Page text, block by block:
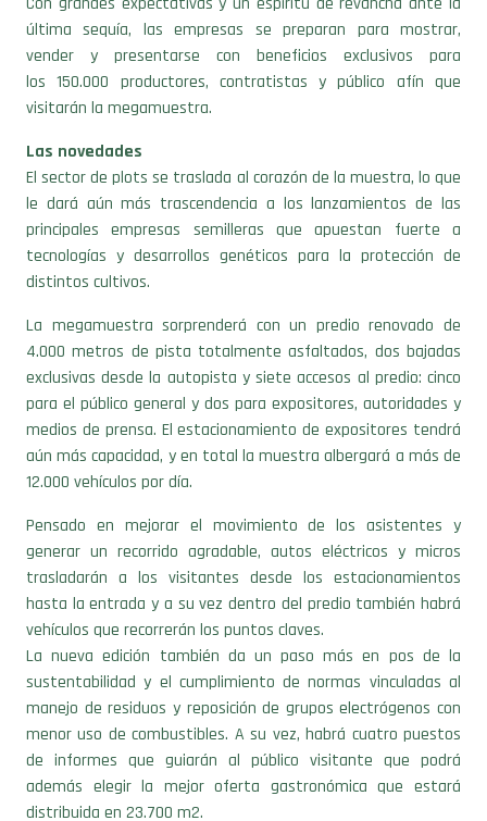
última sequía, las empresas se preparan para mostrar,
vender y presentarse con beneficios exclusivos para
los 150.000 productores, contratistas y público afín que
visitarán la megamuestra.
Las novedades
El sector de plots se traslada al corazón de la muestra, lo que
le dará aún más trascendencia a los lanzamientos de las
principales empresas semilleras que apuestan fuerte a
tecnologías y desarrollos genéticos para la protección de
distintos cultivos.
La megamuestra sorprenderá con un predio renovado de
4.000 metros de pista totalmente asfaltados, dos bajadas
exclusivas desde la autopista y siete accesos al predio: cinco
para el público general y dos para expositores, autoridades y
medios de prensa. El estacionamiento de expositores tendrá
aún más capacidad, y en total la muestra albergará a más de
12.000 vehículos por día.
Pensado en mejorar el movimiento de los asistentes y
generar un recorrido agradable, autos eléctricos y micros
trasladarán a los visitantes desde los estacionamientos
hasta la entrada y a su vez dentro del predio también habrá
vehículos que recorrerán los puntos claves.
La nueva edición también da un paso más en pos de la
sustentabilidad y el cumplimiento de normas vinculadas al
manejo de residuos y reposición de grupos electrógenos con
menor uso de combustibles. A su vez, habrá cuatro puestos
de informes que guiarán al público visitante que podrá
además elegir la mejor oferta gastronómica que estará
distribuida en 23.700 m2.